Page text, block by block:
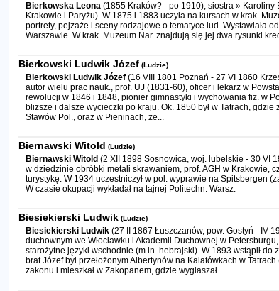
Bierkowska Leona (1855 Kraków? - po 1910), siostra »
Krakowie i Paryżu). W 1875 i 1883 uczyła na kursach w krak.
portrety, pejzaże i sceny rodzajowe o tematyce lud. Wystawiała
Warszawie. W krak. Muzeum Nar. znajdują się jej dwa rysunki
Bierkowski Ludwik Józef (Ludzie)
Bierkowski Ludwik Józef (16 VIII 1801 Poznań - 27 VI 1860
autor wielu prac nauk., prof. UJ (1831-60), oficer i lekarz w
rewolucji w 1846 i 1848, pionier gimnastyki i wychowania fiz. w
bliższe i dalsze wycieczki po kraju. Ok. 1850 był w Tatrach, gdzie
Stawów Pol., oraz w Pieninach, ze...
Biernawski Witold (Ludzie)
Biernawski Witold (2 XII 1898 Sosnowica, woj. lubelskie - 30 VI
w dziedzinie obróbki metali skrawaniem, prof. AGH w Krakowie,
turystykę. W 1934 uczestniczył w pol. wyprawie na Spitsbergen
W czasie okupacji wykładał na tajnej Politechn. Warsz.
Biesiekierski Ludwik (Ludzie)
Biesiekierski Ludwik (27 II 1867 Łuszczanów, pow. Gostyń - IV
duchownym we Włocławku i Akademii Duchownej w
starożytne języki wschodnie (m.in. hebrajski). W 1893 wstąpił do
brat Józef był przełożonym Albertynów na Kalatówkach w
zakonu i mieszkał w Zakopanem, gdzie wygłaszał...